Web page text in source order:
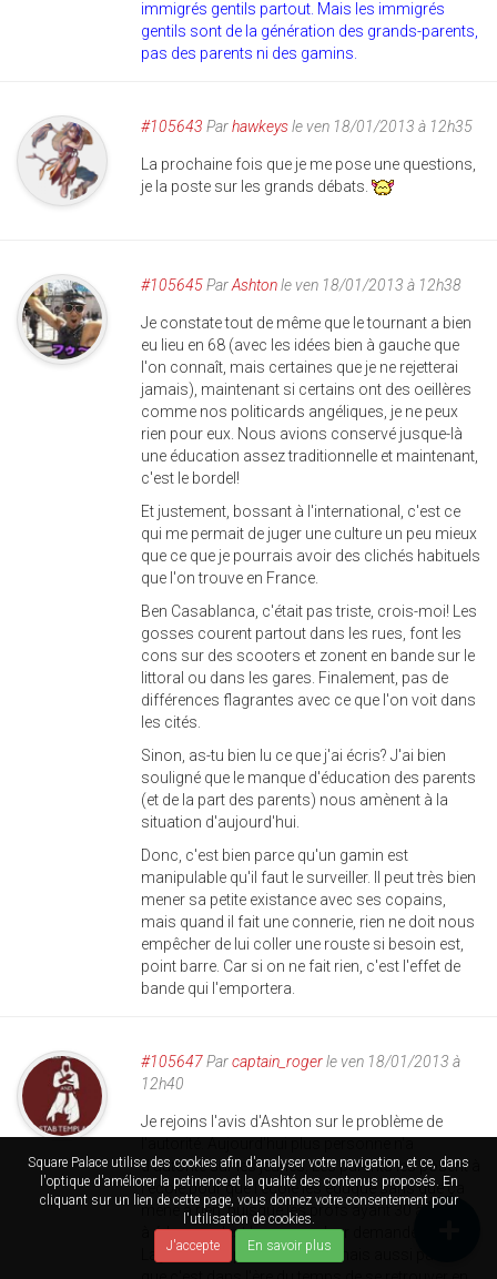
Square Palace utilise des cookies afin d'analyser votre navigation, et ce, dans
l'optique d'améliorer la petinence et la qualité des contenus proposés. En
cliquant sur un lien de cette page, vous donnez votre consentement pour
l'utilisation de cookies.
J'accepte
En savoir plus
immigrés gentils partout. Mais les immigrés
gentils sont de la génération des grands-parents,
pas des parents ni des gamins.
#105643 Parhawkeysle ven 18/01/2013 à 12h35
La prochaine fois que je me pose une questions,
je la poste sur les grands débats.
#105645ParAshtonle ven 18/01/2013 à 12h38
Je constate tout de même que le tournant a bien
eu lieu en 68 (avec les idées bien à gauche que
l'on connaît, mais certaines que je ne rejetterai
jamais), maintenant si certains ont des oeillères
comme nos politicards angéliques, je ne peux
rien pour eux. Nous avions conservé jusque-là
une éducation assez traditionnelle et maintenant,
c'est le bordel!
Et justement, bossant à l'international, c'est ce
qui me permait de juger une culture un peu mieux
que ce que je pourrais avoir des clichés habituels
que l'on trouve en France.
Ben Casablanca, c'était pas triste, crois-moi! Les
gosses courent partout dans les rues, font les
cons sur des scooters et zonent en bande sur le
littoral ou dans les gares. Finalement, pas de
différences flagrantes avec ce que l'on voit dans
les cités.
Sinon, as-tu bien lu ce que j'ai écris? J'ai bien
souligné que le manque d'éducation des parents
(et de la part des parents) nous amènent à la
situation d'aujourd'hui.
Donc, c'est bien parce qu'un gamin est
manipulable qu'il faut le surveiller. Il peut très bien
mener sa petite existance avec ses copains,
mais quand il fait une connerie, rien ne doit nous
empêcher de lui coller une rouste si besoin est,
point barre. Car si on ne fait rien, c'est l'effet de
bande qui l'emportera.
#105647Parcaptain_rogerle ven 18/01/2013 à
12h40
Je rejoins l'avis d'Ashton sur le problème de
d'autorité sur les jeunes. Les parents les posent à
l'école pour que l'école les éduque sans que ça
mène a rien, puisque les profs ayant 30 à 35 cas
à éduquer c'est beaucoup leur demander.
La justice n'a plus d'autorité mais aussi parce